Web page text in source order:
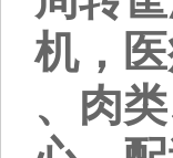
机，
、肉